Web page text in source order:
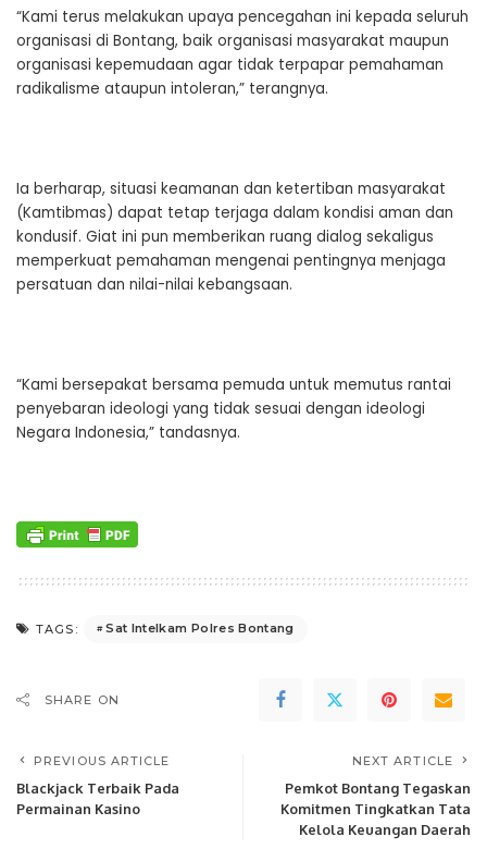
“Kami terus melakukan upaya pencegahan ini kepada seluruh
organisasi di Bontang, baik organisasi masyarakat maupun
organisasi kepemudaan agar tidak terpapar pemahaman
radikalisme ataupun intoleran,” terangnya.
Ia berharap, situasi keamanan dan ketertiban masyarakat
(Kamtibmas) dapat tetap terjaga dalam kondisi aman dan
kondusif. Giat ini pun memberikan ruang dialog sekaligus
memperkuat pemahaman mengenai pentingnya menjaga
persatuan dan nilai-nilai kebangsaan.
“Kami bersepakat bersama pemuda untuk memutus rantai
penyebaran ideologi yang tidak sesuai dengan ideologi
Negara Indonesia,” tandasnya.
TAGS: Sat Intelkam Polres Bontang
SHARE ON
PREVIOUS ARTICLE
Blackjack Terbaik Pada
Permainan Kasino
NEXT ARTICLE
Pemkot Bontang Tegaskan
Komitmen Tingkatkan Tata
Kelola Keuangan Daerah